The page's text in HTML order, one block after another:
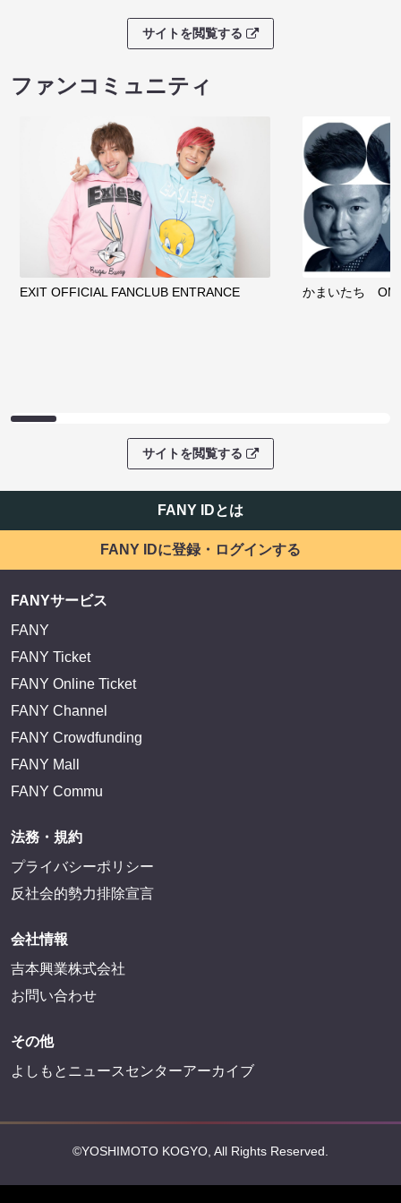
サイトを閲覧する
ファンコミュニティ
EXIT OFFICIAL FANCLUB ENTRANCE かまいたち
サイトを閲覧する
FANY IDとは
FANY IDに登録・ログインする
FANYサービス
FANY
FANY Ticket
FANY Online Ticket
FANY Channel
FANY Crowdfunding
FANY Mall
FANY Commu
法務・規約
プライバシーポリシー
反社会的勢力排除宣言
会社情報
吉本興業株式会社
お問い合わせ
その他
よしもとニュースセンターアーカイブ
©YOSHIMOTO KOGYO, All Rights Reserved.